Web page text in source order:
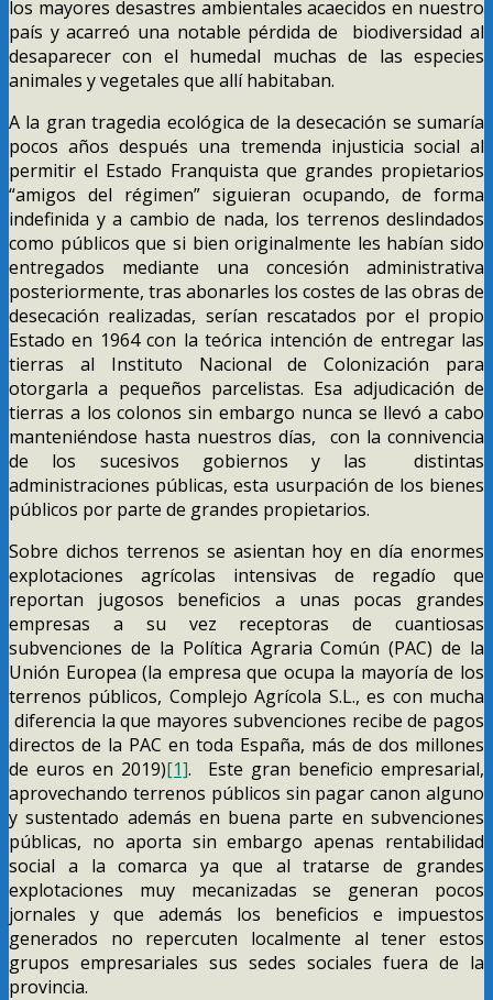
los mayores desastres ambientales acaecidos en nuestro
país y acarreó una notable pérdida de biodiversidad al
desaparecer con el humedal muchas de las especies
animales y vegetales que allí habitaban.
A la gran tragedia ecológica de la desecación se sumaría
pocos años después una tremenda injusticia social al
permitir el Estado Franquista que grandes propietarios
“amigos del régimen” siguieran ocupando, de forma
indefinida y a cambio de nada, los terrenos deslindados
como públicos que si bien originalmente les habían sido
entregados mediante una concesión administrativa
posteriormente, tras abonarles los costes de las obras de
desecación realizadas, serían rescatados por el propio
Estado en 1964 con la teórica intención de entregar las
tierras al Instituto Nacional de Colonización para
otorgarla a pequeños parcelistas. Esa adjudicación de
tierras a los colonos sin embargo nunca se llevó a cabo
manteniéndose hasta nuestros días, con la connivencia
de los sucesivos gobiernos y las distintas
administraciones públicas, esta usurpación de los bienes
públicos por parte de grandes propietarios.
Sobre dichos terrenos se asientan hoy en día enormes
explotaciones agrícolas intensivas de regadío que
reportan jugosos beneficios a unas pocas grandes
empresas a su vez receptoras de cuantiosas
subvenciones de la Política Agraria Común (PAC) de la
Unión Europea (la empresa que ocupa la mayoría de los
terrenos públicos, Complejo Agrícola S.L., es con mucha
diferencia la que mayores subvenciones recibe de pagos
directos de la PAC en toda España, más de dos millones
de euros en 2019)[1]. Este gran beneficio empresarial,
aprovechando terrenos públicos sin pagar canon alguno
y sustentado además en buena parte en subvenciones
públicas, no aporta sin embargo apenas rentabilidad
social a la comarca ya que al tratarse de grandes
explotaciones muy mecanizadas se generan pocos
jornales y que además los beneficios e impuestos
generados no repercuten localmente al tener estos
grupos empresariales sus sedes sociales fuera de la
provincia.